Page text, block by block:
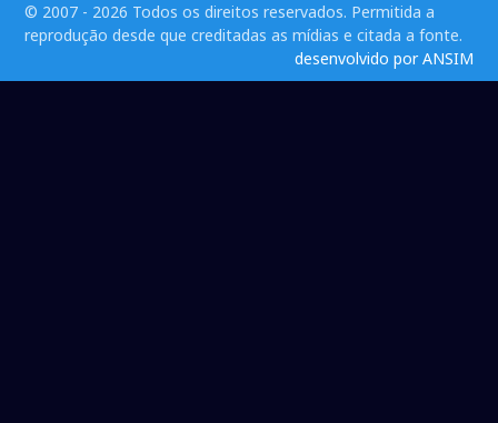
© 2007 - 2026 Todos os direitos reservados. Permitida a
reprodução desde que creditadas as mídias e citada a fonte.
desenvolvido por ANSIM